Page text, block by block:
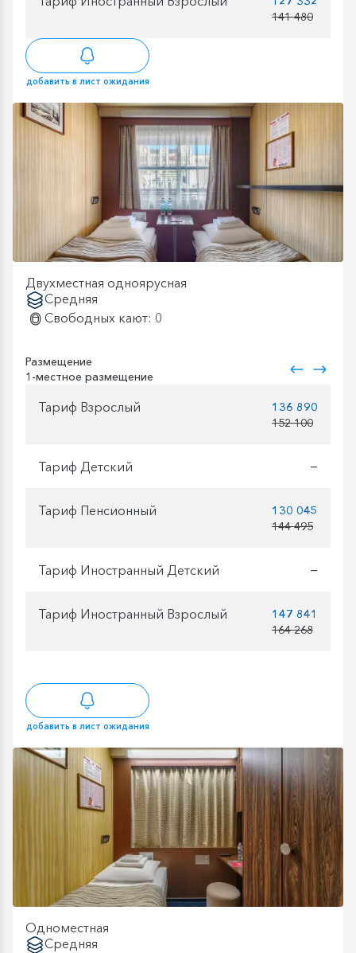
141 480
добавить в лист ожидания
Двухместная одноярусная
Средняя
Свободных кают: 0
Размещение
1-местное размещение
Тариф Взрослый
136 890
152 100
Тариф Детский —
Тариф Пенсионный
130 045
144 495
Тариф Иностранный Детский —
Тариф Иностранный Взрослый
147 841
164 268
добавить в лист ожидания
Одноместная
Средняя